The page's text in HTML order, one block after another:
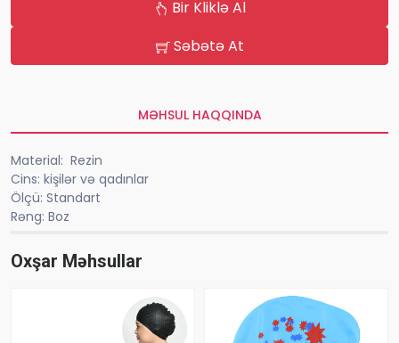
Bir Kliklə Al
Səbətə At
MƏHSUL HAQQINDA
Material: Rezin
Cins: kişilər və qadınlar
Ölçü: Standart
Rəng: Boz
Oxşar Məhsullar